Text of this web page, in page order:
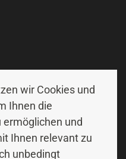
wir Cookies und
Ihnen die
und
Ihnen relevant zu
unbedingt